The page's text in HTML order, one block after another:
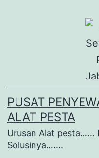
PUSAT
ALAT PESTA
Urusan Alat pesta……
Solusinya…….